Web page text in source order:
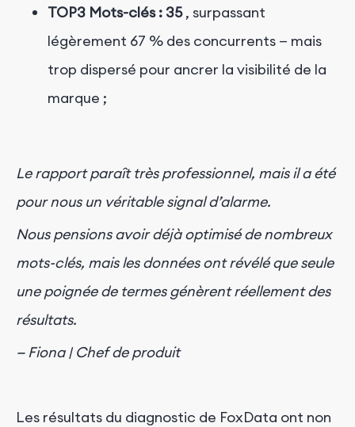
TOP3 Mots-clés : 35 , surpassant
légèrement 67 % des concurrents — mais
trop dispersé pour ancrer la visibilité de la
marque ;
Le rapport paraît très professionnel, mais il a été
pour nous un véritable signal d’alarme.
Nous pensions avoir déjà optimisé de nombreux
mots-clés, mais les données ont révélé que seule
une poignée de termes génèrent réellement des
résultats.
— Fiona | Chef de produit
Les résultats du diagnostic de FoxData ont non